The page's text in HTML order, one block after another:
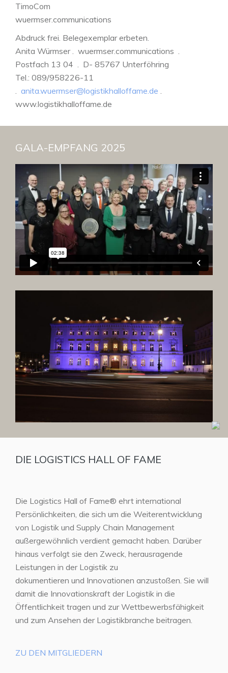
TimoCom
wuermser.communications
Abdruck frei. Belegexemplar erbeten.
Anita Würmser . wuermser.communications .
Postfach 13 04 . D- 85767 Unterföhring
Tel.: 089/958226-11
. anita.wuermser@logistikhalloffame.de .
www.logistikhalloffame.de
GALA-EMPFANG 2025
DIE LOGISTICS HALL OF FAME
Die Logistics Hall of Fame® ehrt international
Persönlichkeiten, die sich um die Weiterentwicklung
von Logistik und Supply Chain Management
außergewöhnlich verdient gemacht haben. Darüber
hinaus verfolgt sie den Zweck, herausragende
Leistungen in der Logistik zu
dokumentieren und Innovationen anzustoßen. Sie will
damit die Innovationskraft der Logistik in die
Öffentlichkeit tragen und zur Wettbewerbsfähigkeit
und zum Ansehen der Logistikbranche beitragen.
ZU DEN MITGLIEDERN